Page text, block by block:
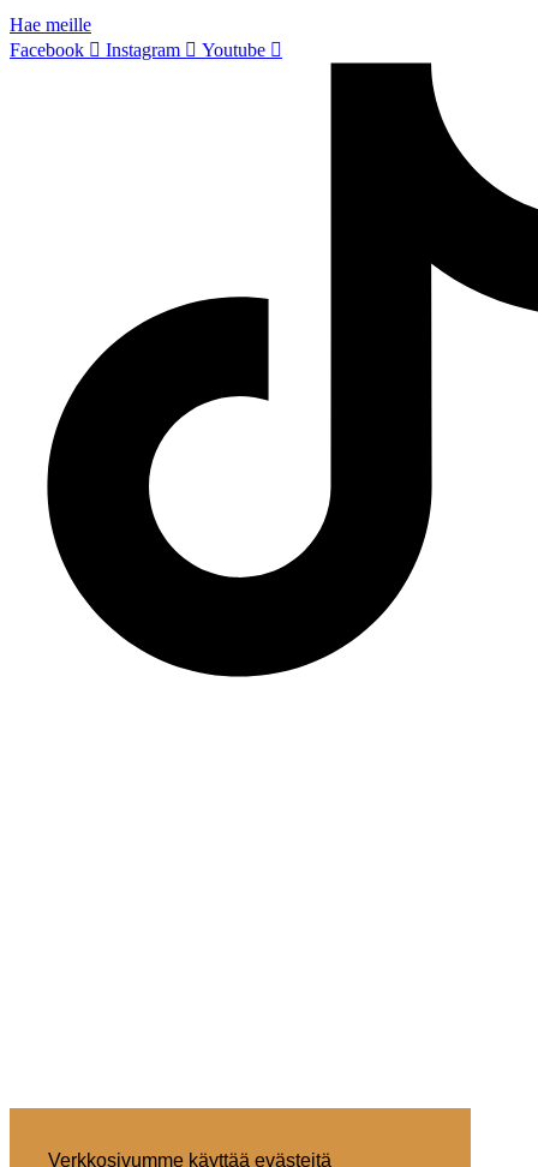
Verkkosivumme käyttää evästeitä
Hae meille
Facebook
Instagram Youtube